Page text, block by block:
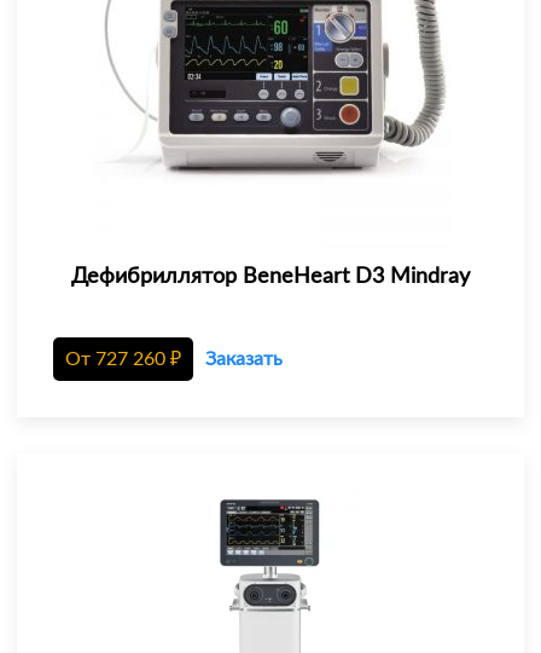
Дефибриллятор BeneHeart D3 Mindray
От 727 260 ₽ Заказать